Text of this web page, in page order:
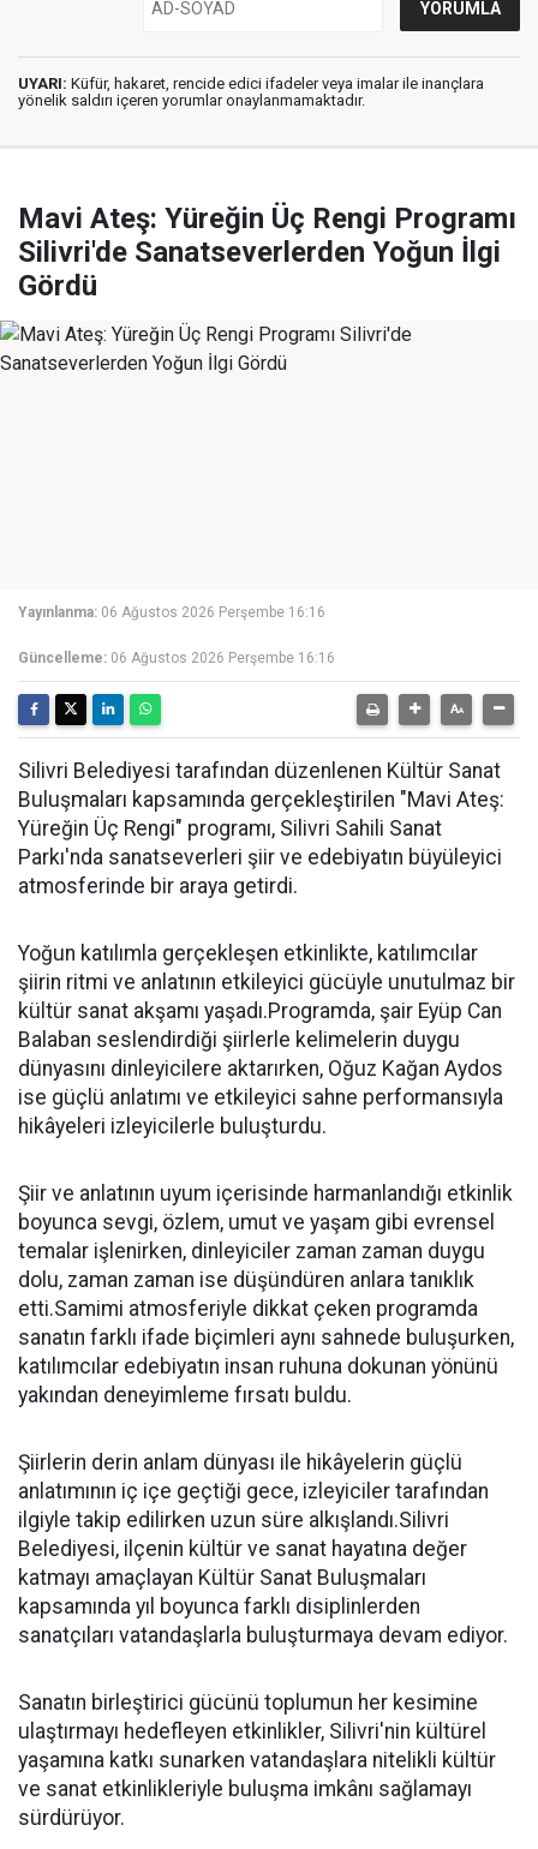
UYARI: Küfür, hakaret, rencide edici ifadeler veya imalar ile inançlara
yönelik saldırı içeren yorumlar onaylanmamaktadır.
Mavi Ateş: Yüreğin Üç Rengi Programı
Silivri'de Sanatseverlerden Yoğun İlgi
Gördü
Yayınlanma: 06 Ağustos 2026 Perşembe 16:16
Güncelleme: 06 Ağustos 2026 Perşembe 16:16
Silivri Belediyesi tarafından düzenlenen Kültür Sanat
Buluşmaları kapsamında gerçekleştirilen "Mavi Ateş:
Yüreğin Üç Rengi" programı, Silivri Sahili Sanat
Parkı'nda sanatseverleri şiir ve edebiyatın büyüleyici
atmosferinde bir araya getirdi.
Yoğun katılımla gerçekleşen etkinlikte, katılımcılar
şiirin ritmi ve anlatının etkileyici gücüyle unutulmaz bir
kültür sanat akşamı yaşadı.Programda, şair Eyüp Can
Balaban seslendirdiği şiirlerle kelimelerin duygu
dünyasını dinleyicilere aktarırken, Oğuz Kağan Aydos
ise güçlü anlatımı ve etkileyici sahne performansıyla
hikâyeleri izleyicilerle buluşturdu.
Şiir ve anlatının uyum içerisinde harmanlandığı etkinlik
boyunca sevgi, özlem, umut ve yaşam gibi evrensel
temalar işlenirken, dinleyiciler zaman zaman duygu
dolu, zaman zaman ise düşündüren anlara tanıklık
etti.Samimi atmosferiyle dikkat çeken programda
sanatın farklı ifade biçimleri aynı sahnede buluşurken,
katılımcılar edebiyatın insan ruhuna dokunan yönünü
yakından deneyimleme fırsatı buldu.
Şiirlerin derin anlam dünyası ile hikâyelerin güçlü
anlatımının iç içe geçtiği gece, izleyiciler tarafından
ilgiyle takip edilirken uzun süre alkışlandı.Silivri
Belediyesi, ilçenin kültür ve sanat hayatına değer
katmayı amaçlayan Kültür Sanat Buluşmaları
kapsamında yıl boyunca farklı disiplinlerden
sanatçıları vatandaşlarla buluşturmaya devam ediyor.
Sanatın birleştirici gücünü toplumun her kesimine
ulaştırmayı hedefleyen etkinlikler, Silivri'nin kültürel
yaşamına katkı sunarken vatandaşlara nitelikli kültür
ve sanat etkinlikleriyle buluşma imkânı sağlamayı
sürdürüyor.